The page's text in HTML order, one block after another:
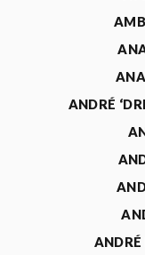
ANDRÉ
ANDRÉ